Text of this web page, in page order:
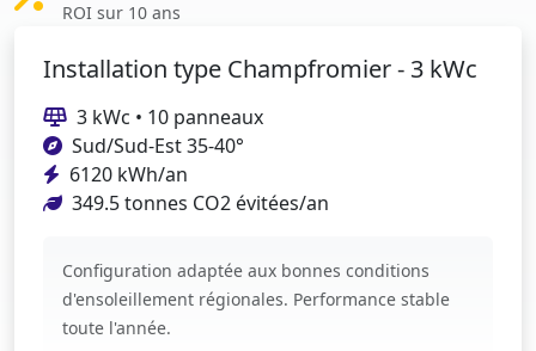
ROI sur 10 ans
Installation type Champfromier - 3 kWc
3 kWc • 10 panneaux
Sud/Sud-Est 35-40°
6120 kWh/an
349.5 tonnes CO2 évitées/an
Configuration adaptée aux bonnes conditions
d'ensoleillement régionales. Performance stable
toute l'année.